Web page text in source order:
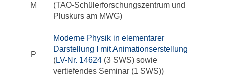
M
(TAO-Schülerforschungszentrum und
Pluskurs am MWG)
P
Moderne Physik in elementarer
Darstellung I mit Animationserstellung
(LV-Nr. 14624 (3 SWS) sowie
vertiefendes Seminar (1 SWS))